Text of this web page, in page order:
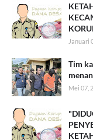
Januari
Tim
Mei 07,